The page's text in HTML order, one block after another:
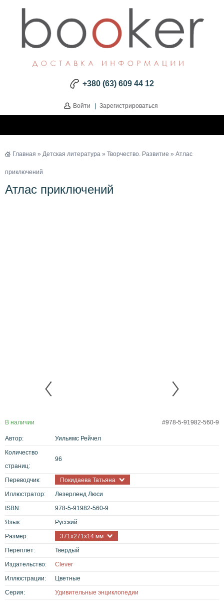
+380 (63) 609 44 12
Войти | Зарегистрироваться
Главная » Детская литература » Творчество. Развитие » Атлас
приключений
Атлас приключений
#978-5-91982-560-9
В наличии
Автор:
Уильямс Рейчел
Количество
страниц:
96
Переводчик:
Покидаева Татьяна
Иллюстратор:
Лезерленд Люси
ISBN:
978-5-91982-560-9
Язык:
Русский
Размер:
371x271x14 мм
Переплет:
Твердый
Издательство:
Clever
Иллюстрации:
Цветные
Серия:
Удивительные энциклопедии